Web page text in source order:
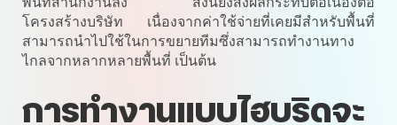
โครงสร้างบริษัท เนื่องจากค่าใช้จ่ายที่เคยมีสำหรับพื้นที่
สามารถนำไปใช้ในการขยายทีมซึ่งสามารถทำงานทาง
ไกลจากหลากหลายพื้นที่ เป็นต้น
การทำงานแบบไฮบริดจะ